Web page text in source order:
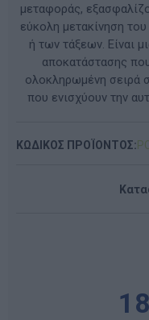
μεταφοράς,
εύκολη μετακίνηση
ή των τάξεων. Είναι
αποκατάστασης
ολοκληρωμένη σειρά
που ενισχύουν την
ΚΩΔΙΚΟΣ ΠΡΟΪΟΝΤΟΣ: